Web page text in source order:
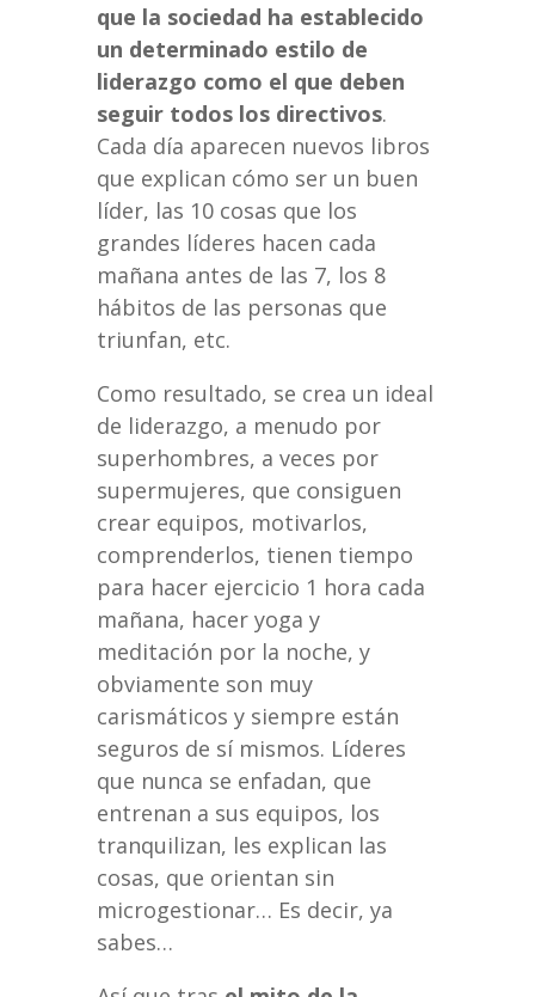
que la sociedad ha establecido
un determinado estilo de
liderazgo como el que deben
seguir todos los directivos.
Cada día aparecen nuevos libros
que explican cómo ser un buen
líder, las 10 cosas que los
grandes líderes hacen cada
mañana antes de las 7, los 8
hábitos de las personas que
triunfan, etc.
Como resultado, se crea un ideal
de liderazgo, a menudo por
superhombres, a veces por
supermujeres, que consiguen
crear equipos, motivarlos,
comprenderlos, tienen tiempo
para hacer ejercicio 1 hora cada
mañana, hacer yoga y
meditación por la noche, y
obviamente son muy
carismáticos y siempre están
seguros de sí mismos. Líderes
que nunca se enfadan, que
entrenan a sus equipos, los
tranquilizan, les explican las
cosas, que orientan sin
microgestionar… Es decir, ya
sabes…